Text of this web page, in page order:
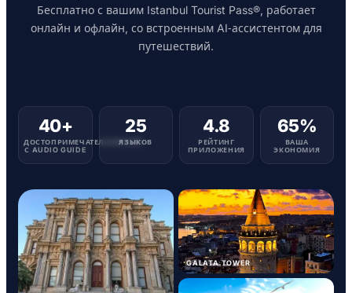
Бесплатно с вашим Istanbul Tourist Pass®, работает
онлайн и офлайн, со встроенным AI‑ассистентом для
путешествий.
40+
ДОСТОПРИМЕЧАТЕЛЬНОСТЕЙ
С AUDIO GUIDE
25
ЯЗЫКОВ
4.8
РЕЙТИНГ
ПРИЛОЖЕНИЯ
65%
ВАША
ЭКОНОМИЯ
GALATA TOWER